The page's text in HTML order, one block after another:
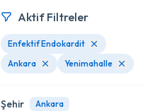
Aktif Filtreler
Enfektif Endokardit
Ankara
Yenimahalle
Şehir Ankara